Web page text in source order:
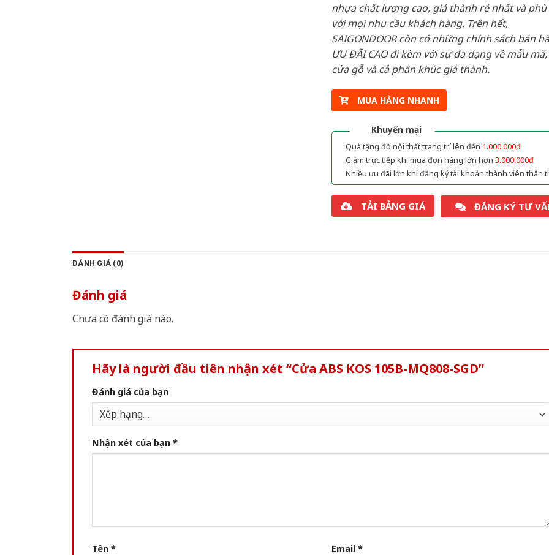
nhựa chất lượng cao, giá thành rẻ nhất và
với mọi nhu cầu khách hàng. Trên hết,
SAIGONDOOR còn có những chính sách bán
ƯU ĐÃI CAO đi kèm với sự đa dạng về mẫu
cửa gỗ và cả phân khúc giá thành.
MUA HÀNG NHANH
Khuyến mại
Quà tặng đồ nội thất trang trí lên đến 1.000.000đ
Giảm trực tiếp khi mua đơn hàng lớn hơn 3.000.000đ
Nhiều ưu đãi lớn khi đăng ký tài khoản thành viên thân
TẢI BẢNG GIÁ ĐĂNG KÝ TƯ
ĐÁNH GIÁ (0)
Đánh giá
Chưa có đánh giá nào.
Hãy là người đầu tiên nhận xét “Cửa ABS KOS 105B-MQ808-SGD”
Đánh giá của bạn
Nhận xét của bạn *
Tên * Email *